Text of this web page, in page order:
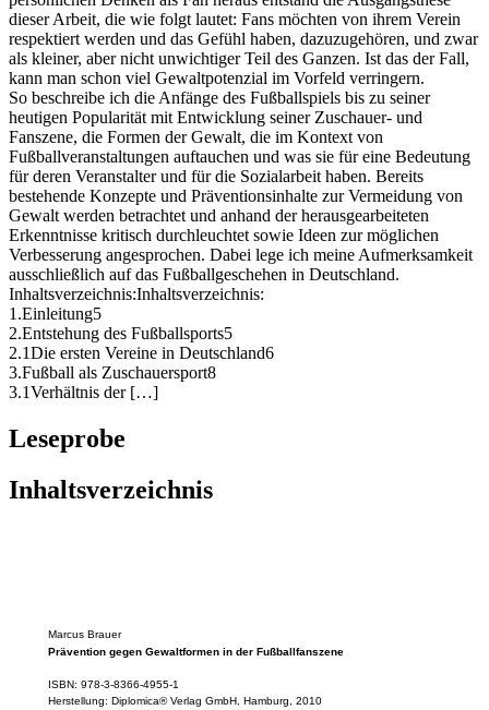
dieser Arbeit, die wie folgt lautet: Fans möchten von ihrem Verein
respektiert werden und das Gefühl haben, dazuzugehören, und zwar
als kleiner, aber nicht unwichtiger Teil des Ganzen. Ist das der Fall,
kann man schon viel Gewaltpotenzial im Vorfeld verringern.
So beschreibe ich die Anfänge des Fußballspiels bis zu seiner
heutigen Popularität mit Entwicklung seiner Zuschauer- und
Fanszene, die Formen der Gewalt, die im Kontext von
Fußballveranstaltungen auftauchen und was sie für eine Bedeutung
für deren Veranstalter und für die Sozialarbeit haben. Bereits
bestehende Konzepte und Präventionsinhalte zur Vermeidung von
Gewalt werden betrachtet und anhand der herausgearbeiteten
Erkenntnisse kritisch durchleuchtet sowie Ideen zur möglichen
Verbesserung angesprochen. Dabei lege ich meine Aufmerksamkeit
ausschließlich auf das Fußballgeschehen in Deutschland.
Inhaltsverzeichnis:Inhaltsverzeichnis:
1.Einleitung5
2.Entstehung des Fußballsports5
2.1Die ersten Vereine in Deutschland6
3.Fußball als Zuschauersport8
3.1Verhältnis der […]
Leseprobe
Inhaltsverzeichnis
Marcus Brauer
Prävention gegen Gewaltformen in der Fußballfanszene
ISBN: 978-3-8366-4955-1
Herstellung: Diplomica® Verlag GmbH, Hamburg, 2010